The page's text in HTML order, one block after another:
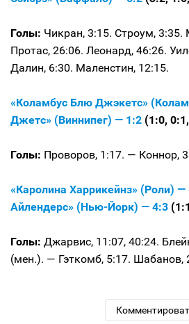
Голы: Чикран, 3:15. Строум,
Протас, 26:06. Леонард, 46:26.
Далин, 6:30. Маленстин, 12:15.
«Коламбус Блю Джэкетс»
Джетс» (Виннипег) — 1:2 (1:0,
Голы: Проворов, 1:17. — Коннор,
«Каролина Харрикейнз» (Роли)
Айлендерс» (Нью-Йорк) — 4:3
Голы: Джарвис, 11:07, 40:24.
(мен.). — Гэткомб, 5:17. Шабанов,